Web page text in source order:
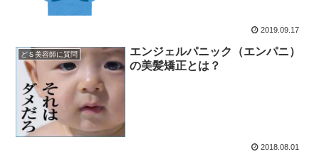
2019.09.17
どＳ美容師に質問
エンジェルパニック（エンパニ）
の美髪矯正とは？
2018.08.01